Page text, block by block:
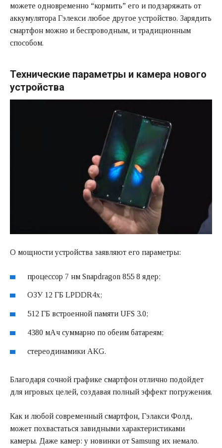
можете одновременно “кормить” его и подзаряжать от
аккумулятора Гэлекси любое другое устройство. Зарядить
смартфон можно и беспроводным, и традиционным
способом.
Технические параметры и камера нового
устройства
О мощности устройства заявляют его параметры:
процессор 7 нм Snapdragon 855 8 ядер;
ОЗУ 12 ГБ LPDDR4x;
512 ГБ встроенной памяти UFS 3.0;
4380 мАч суммарно по обеим батареям;
стереодинамики AKG.
Благодаря сочной графике смартфон отлично подойдет
для игровых целей, создавая полный эффект погружения.
Как и любой современный смартфон, Гэлакси Фолд,
может похвастаться завидными характеристиками
камеры. Даже камер: у новинки от Samsung их немало.